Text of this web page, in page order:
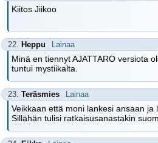
Kiitos Jiikoo
22. Heppu Lainaa
Minä en tiennyt AJATTARO versiota
tuntui mystiikalta.
23. Teräsmies Lainaa
Veikkaan että moni lankesi ansaan ja
Sillähän tulisi ratkaisusanastakin